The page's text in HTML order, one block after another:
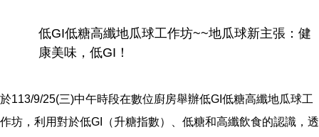
低GI低糖高纖地瓜球工作坊~~地瓜球新主張：健
康美味，低GI！
於113/9/25(三)中午時段在數位廚房舉辦低GI低糖高纖地瓜球工
作坊，利用對於低GI（升糖指數）、低糖和高纖飲食的認識，透